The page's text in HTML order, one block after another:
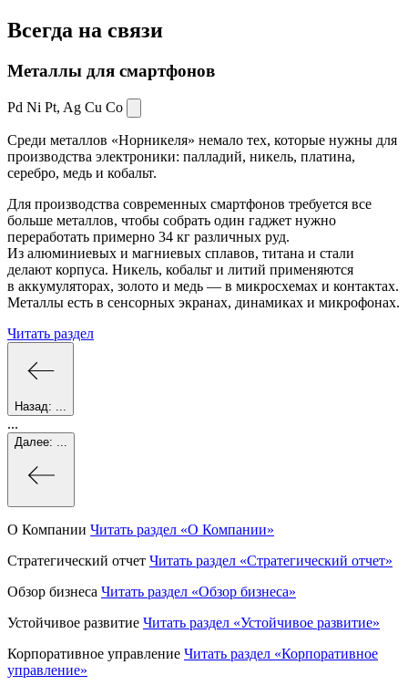
Всегда на связи
Металлы для смартфонов
Pd Ni Pt, Ag Cu Co
Среди металлов «Норникеля» немало тех, которые нужны для
производства электроники: палладий, никель, платина,
серебро, медь и кобальт.
Для производства современных смартфонов требуется все
больше металлов, чтобы собрать один гаджет нужно
переработать примерно 34 кг различных руд.
Из алюминиевых и магниевых сплавов, титана и стали
делают корпуса. Никель, кобальт и литий применяются
в аккумуляторах, золото и медь — в микросхемах и контактах.
Металлы есть в сенсорных экранах, динамиках и микрофонах.
Читать раздел
Назад:
...
Далее:
О Компании Читать раздел «О Компании»
Стратегический отчет Читать раздел «Стратегический отчет»
Обзор бизнеса Читать раздел «Обзор бизнеса»
Устойчивое развитие Читать раздел «Устойчивое развитие»
Корпоративное управление Читать раздел «Корпоративное
управление»